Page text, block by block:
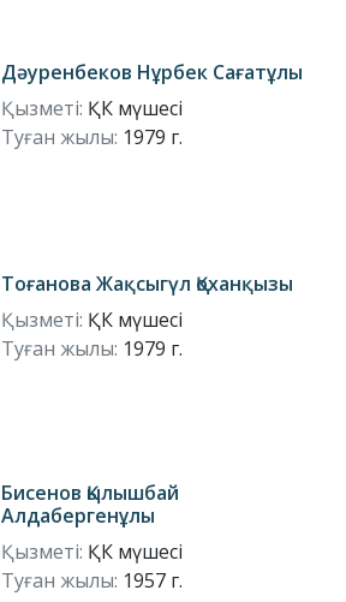
Дәуренбеков Нұрбек Сағатұлы
Қызметі: ҚК мүшесі
Туған жылы: 1979 г.
Тоғанова Жақсыгүл Қоханқызы
Қызметі: ҚК мүшесі
Туған жылы: 1979 г.
Бисенов Қылышбай
Алдабергенұлы
Қызметі: ҚК мүшесі
Туған жылы: 1957 г.